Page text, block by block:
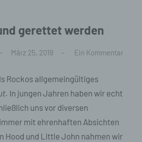
gerettet werden
März 25, 2019 Ein Kommentar
Rockos allgemeingültiges
In jungen Jahren haben wir echt
uns vor diversen
mit ehrenhaften Absichten
Hood und Little John nahmen wir